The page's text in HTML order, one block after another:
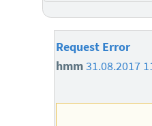
Request Error
hmm31.08.2017